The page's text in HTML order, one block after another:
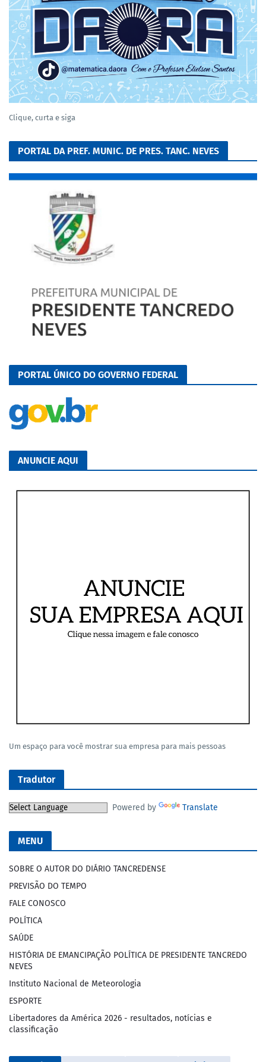
Clique, curta e siga
PORTAL DA PREF. MUNIC. DE PRES. TANC. NEVES
PORTAL ÚNICO DO GOVERNO FEDERAL
ANUNCIE AQUI
Um espaço para você mostrar sua empresa para mais pessoas
Tradutor
Powered by Translate
MENU
SOBRE O AUTOR DO DIÁRIO TANCREDENSE
PREVISÃO DO TEMPO
FALE CONOSCO
POLÍTICA
SAÚDE
HISTÓRIA DE EMANCIPAÇÃO POLÍTICA DE PRESIDENTE TANCREDO
NEVES
Instituto Nacional de Meteorologia
ESPORTE
Libertadores da América 2026 - resultados, notícias e
classificação